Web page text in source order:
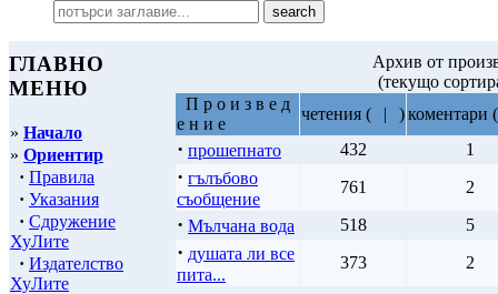
ГЛАВНО
МЕНЮ
» Начало
» Ориентир
· Правила
· Указания
· Сдружение
ХуЛите
· Издателство
ХуЛите
Архив от
(текущо
П р о и з в е д
е н и е
четения ( | )коментари (
· прошепнато 432 1
· гълъбово
съобщение
761 2
· Мълчана вода 518 5
· душата ли все
пита...
373 2